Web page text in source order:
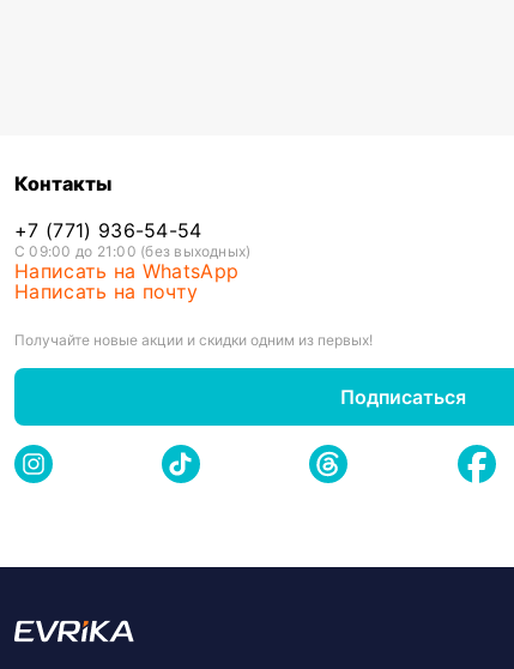
Контакты
+7 (771) 936-54-54
С 09:00 до 21:00 (без выходных)
Написать на WhatsApp
Написать на почту
Получайте новые акции и скидки одним из первых!
Подписаться